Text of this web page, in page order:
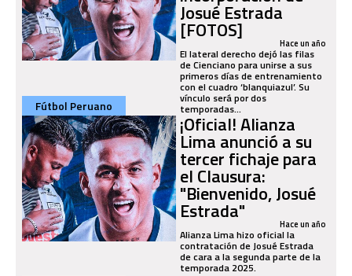
Josué Estrada
[FOTOS] Hace un año
El lateral derecho dejó las filas
de Cienciano para unirse a sus
primeros días de entrenamiento
con el cuadro ‘blanquiazul’. Su
vínculo será por dos
temporadas...
Fútbol Peruano
¡Oficial! Alianza
Lima anunció a su
tercer fichaje para
el Clausura:
"Bienvenido, Josué
Estrada" Hace un año
Alianza Lima hizo oficial la
contratación de Josué Estrada
de cara a la segunda parte de la
temporada 2025.